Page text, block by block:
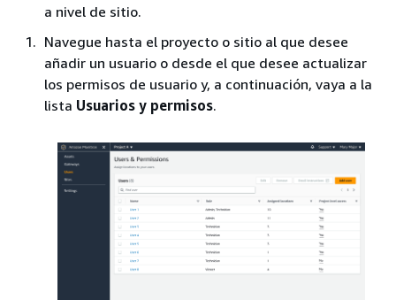
a nivel de sitio.
Navegue hasta el proyecto o sitio al que desee
añadir un usuario o desde el que desee actualizar
los permisos de usuario y, a continuación, vaya a la
lista Usuarios y permisos.